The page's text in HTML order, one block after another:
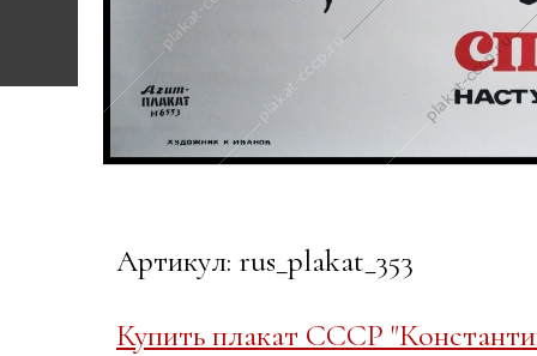
Артикул: rus_plakat_353
Купить плакат СССР